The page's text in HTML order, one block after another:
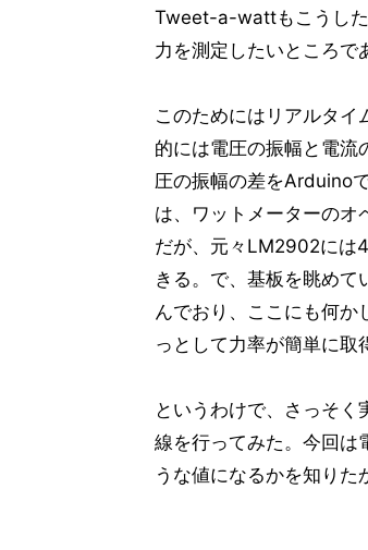
Tweet-a-wattもこうした
力を測定したいところで
このためにはリアルタイ
的には電圧の振幅と電流
圧の振幅の差をArduino
は、ワットメーターのオ
だが、元々LM2902には
きる。で、基板を眺めて
んでおり、ここにも何か
っとして力率が簡単に取
というわけで、さっそ
線を行ってみた。今回は
うな値になるかを知りた